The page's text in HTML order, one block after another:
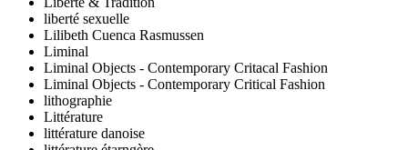
liberté sexuelle
Lilibeth Cuenca Rasmussen
Liminal
Liminal Objects - Contemporary Critacal Fashion
Liminal Objects - Contemporary Critical Fashion
lithographie
Littérature
littérature danoise